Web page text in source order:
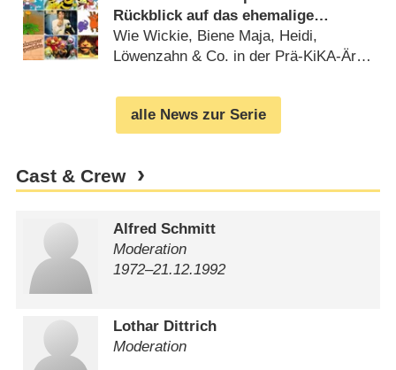
Rückblick auf das ehemalige
Kinderprogramm des Kultursenders
Wie Wickie, Biene Maja, Heidi,
Löwenzahn & Co. in der Prä-KiKA-Ära
(07.12.2024)
alle News zur Serie
Cast & Crew
Alfred Schmitt
Moderation
1972⁠–⁠21.12.1992
Lothar Dittrich
Moderation